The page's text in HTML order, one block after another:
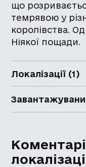
що
темрявою у
королівства.
Ніякої пощади.
Локалізації (1)